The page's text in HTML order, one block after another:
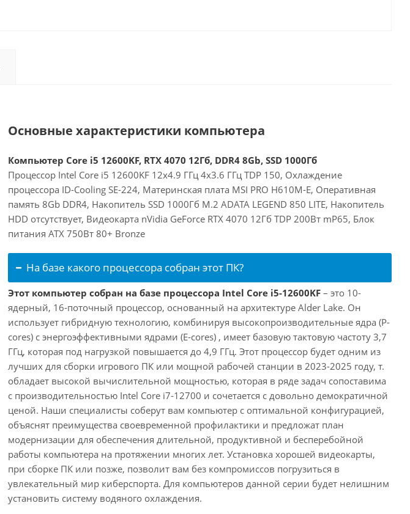
Основные характеристики компьютера
Компьютер Core i5 12600KF, RTX 4070 12Гб, DDR4 8Gb, SSD 1000Гб
Процессор Intel Core i5 12600KF 12x4.9 ГГц 4x3.6 ГГц TDP 150, Охлаждение
процессора ID-Cooling SE-224, Материнская плата MSI PRO H610M-E, Оперативная
память 8Gb DDR4, Накопитель SSD 1000Гб M.2 ADATA LEGEND 850 LITE, Накопитель
HDD отсутствует, Видеокарта nVidia GeForce RTX 4070 12Гб TDP 200Вт mP65, Блок
питания ATX 750Вт 80+ Bronze
На базе какого процессора собран этот ПК?
Этот компьютер собран на базе процессора Intel Core i5-12600KF – это 10-
ядерный, 16-поточный процессор, основанный на архитектуре Alder Lake. Он
использует гибридную технологию, комбинируя высокопроизводительные ядра (P-
cores) с энергоэффективными ядрами (E-cores) , имеет базовую тактовую частоту 3,7
ГГц, которая под нагрузкой повышается до 4,9 ГГц. Этот процессор будет одним из
лучших для сборки игрового ПК или мощной рабочей станции в 2023-2025 году, т.
обладает высокой вычислительной мощностью, которая в ряде задач сопоставима
с производительностью Intel Core i7-12700 и сочетается с довольно демократичной
ценой. Наши специалисты соберут вам компьютер с оптимальной конфигурацией,
объяснят преимущества своевременной профилактики и предложат план
модернизации для обеспечения длительной, продуктивной и бесперебойной
работы компьютера на протяжении многих лет. Установка хорошей видеокарты,
при сборке ПК или позже, позволит вам без компромиссов погрузиться в
увлекательный мир киберспорта. Для компьютеров данной серии будет нелишним
установить систему водяного охлаждения.